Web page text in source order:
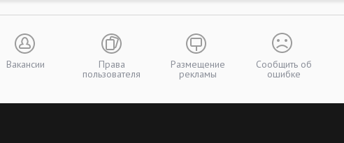
Вакансии Права
пользователя
Размещение
рекламы
Сообщить об
ошибке